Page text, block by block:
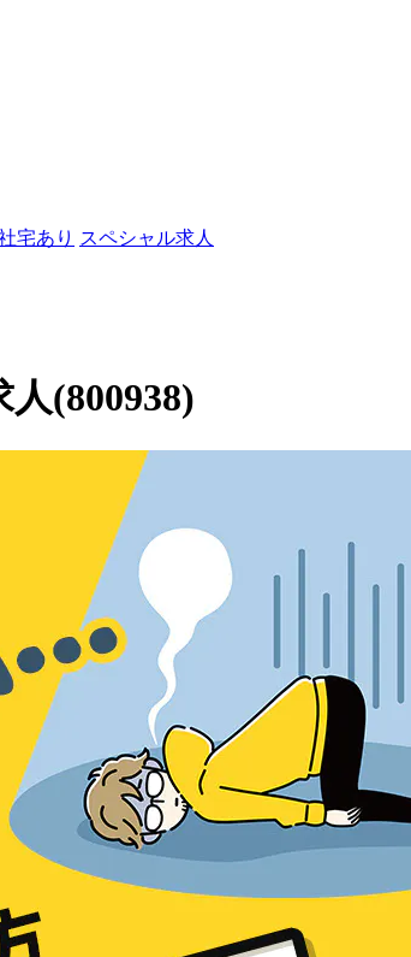
宅あり スペシャル求人
(800938)